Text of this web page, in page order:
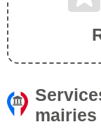
mairies